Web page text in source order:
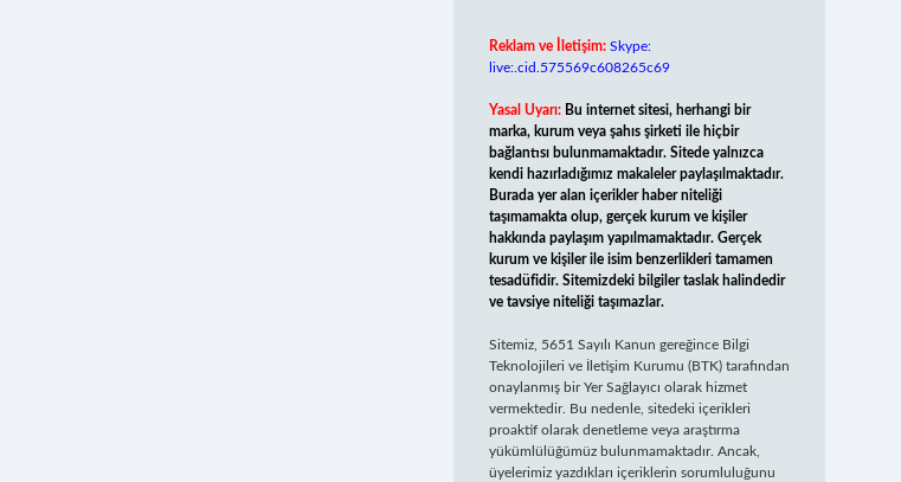
Reklam ve İletişim: Skype:
live:.cid.575569c608265c69
Yasal Uyarı: Bu internet sitesi, herhangi bir
marka, kurum veya şahıs şirketi ile hiçbir
bağlantısı bulunmamaktadır. Sitede yalnızca
kendi hazırladığımız makaleler paylaşılmaktadır.
Burada yer alan içerikler haber niteliği
taşımamakta olup, gerçek kurum ve kişiler
hakkında paylaşım yapılmamaktadır. Gerçek
kurum ve kişiler ile isim benzerlikleri tamamen
tesadüfidir. Sitemizdeki bilgiler taslak halindedir
ve tavsiye niteliği taşımazlar.
Sitemiz, 5651 Sayılı Kanun gereğince Bilgi
Teknolojileri ve İletişim Kurumu (BTK) tarafından
onaylanmış bir Yer Sağlayıcı olarak hizmet
vermektedir. Bu nedenle, sitedeki içerikleri
proaktif olarak denetleme veya araştırma
yükümlülüğümüz bulunmamaktadır. Ancak,
üyelerimiz yazdıkları içeriklerin sorumluluğunu